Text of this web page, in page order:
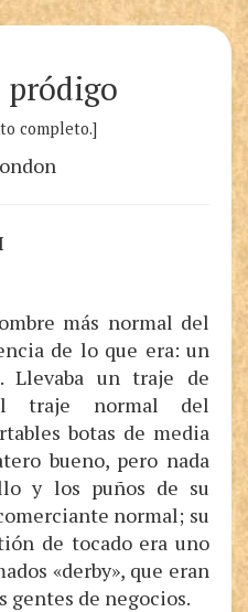
pródigo
completo.]
más normal del
de lo que era: un
Llevaba un traje de
traje normal del
botas de media
bueno, pero nada
y los puños de su
normal; su
de tocado era uno
«derby», que eran
de negocios.